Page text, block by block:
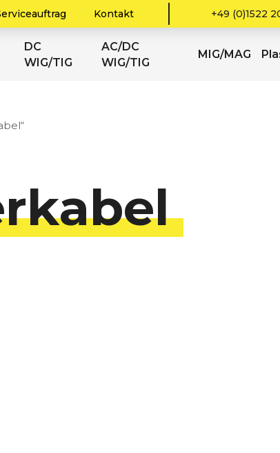
Kontakt +49 (0)1522
DC
WIG/TIG
AC/DC
WIG/TIG
MIG/MAG